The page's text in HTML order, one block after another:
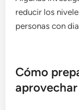
reducir los
personas con
Cómo